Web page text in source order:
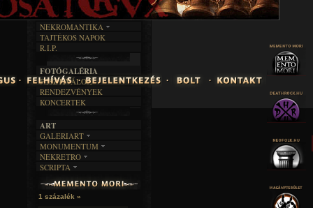
DALSZÖVEGEK
MŰVÉSZET
ÍRÁSTÖRTÉNET
KÉPES
SZÖVEGES
RENDEZVÉNYEK
NEKROMANTIKA
AKTUÁLIS
A MÚLT
TAJTÉKOS NAPOK
R.I.P.
FOTÓGALÉRIA
FESZTIVÁLOK
RENDEZVÉNYEK
KONCERTEK
ART
GALERIART
ARTGALERI
KÉPREGÉNYEK
LAKÁSKULTS
MONUMENTUM
TEMETŐK
TEMPLOMOK
VÁRAK
HELYEK
NEKRETRO
SZUBKULT
FEKETE LYUK
RELIKVIÁK
SCRIPTA
NOVELLÁK
VERSEK
1 százalék »